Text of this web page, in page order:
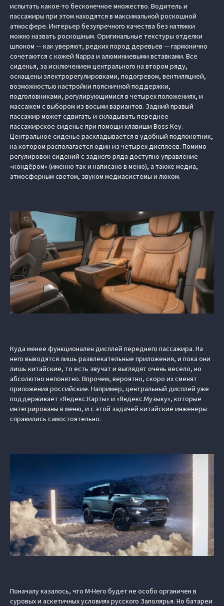
испытать какое-то бесконечное множество. Водитель и
пассажиры при этом находятся в максимальной роскошной
атмосфере. Интерьер безупречного качества без натяжки
можно назвать роскошным. Оригинальные текстуры отделки
шпоном — как уверяют, редких пород деревьев — гармонично
сочетаются с кожей Nappa и алюминиевыми вставками. Все
сиденья, за исключением центрального на втором ряду,
оснащены электрорегулировками, подогревом, вентиляцией,
возможностью настройки поясничной поддержки,
подголовниками, регулирующимися в четырех положениях, и
массажем с выбором из восьми вариантов. Задний правый
пассажир может сдвигать и складывать переднее
пассажирское сиденье при помощи клавиши Boss Key.
Центральное сиденье раскладывается в удобный подлокотник,
на котором располагается один из четырех дисплеев. Помимо
регулировок сидений с заднего ряда доступно управление
«кондёром» (именно так и написано в меню), а также медиа,
атмосферным светом, звуком медиасистемы и люком.
Куда менее функционален дисплей переднего пассажира. На
него выводятся лишь развлекательные приложения, и пока они
лишь китайские, то есть звучат и выглядят очень весело, но
абсолютно непонятно. Впрочем, вероятно, скоро их сменят
приложения российские. Например, центральный дисплей уже
поддерживает «Яндекс.Карты» и «Яндекс.Музыку», которые
интегрированы в меню, и с этой задачей китайские инженеры
справились самостоятельно.
Поначалу казалось, что M-Hero будет не особо органичен в
суровых и аскетичных условиях русского Заполярья. Но батареи